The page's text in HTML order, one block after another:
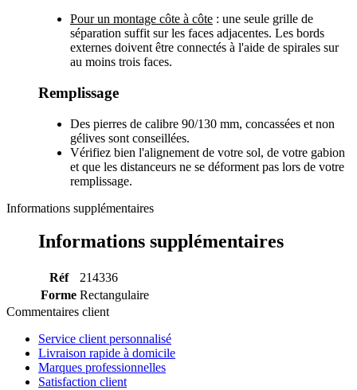
Pour un montage côte à côte : une seule grille de
séparation suffit sur les faces adjacentes. Les bords
externes doivent être connectés à l'aide de spirales sur
au moins trois faces.
Remplissage
Des pierres de calibre 90/130 mm, concassées et non
gélives sont conseillées.
Vérifiez bien l'alignement de votre sol, de votre gabion
et que les distanceurs ne se déforment pas lors de votre
remplissage.
Informations supplémentaires
Informations supplémentaires
Réf
214336
Forme Rectangulaire
Commentaires client
Service client personnalisé
Livraison rapide à domicile
Marques professionnelles
Satisfaction client